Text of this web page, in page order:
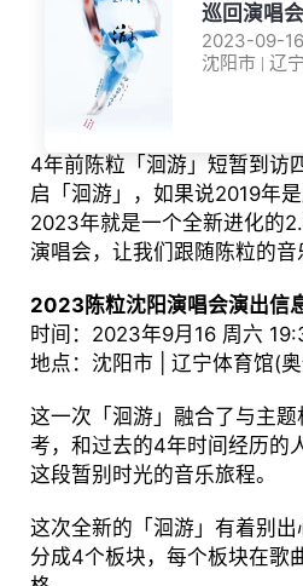
巡回演唱
2023-09-
沈阳市 | 辽
4年前陈粒「洄游」短暂到访
启「洄游」，如果说2019年
2023年就是一个全新进化的
演唱会，让我们跟随陈粒的音
2023陈粒沈阳演唱会演出信息
时间：2023年9月16 周六
地点：沈阳市 | 辽宁体育馆(
这一次「洄游」融合了与主
考，和过去的4年时间经历的
这段暂别时光的音乐旅程。
这次全新的「洄游」有着别
分成4个板块，每个板块在歌